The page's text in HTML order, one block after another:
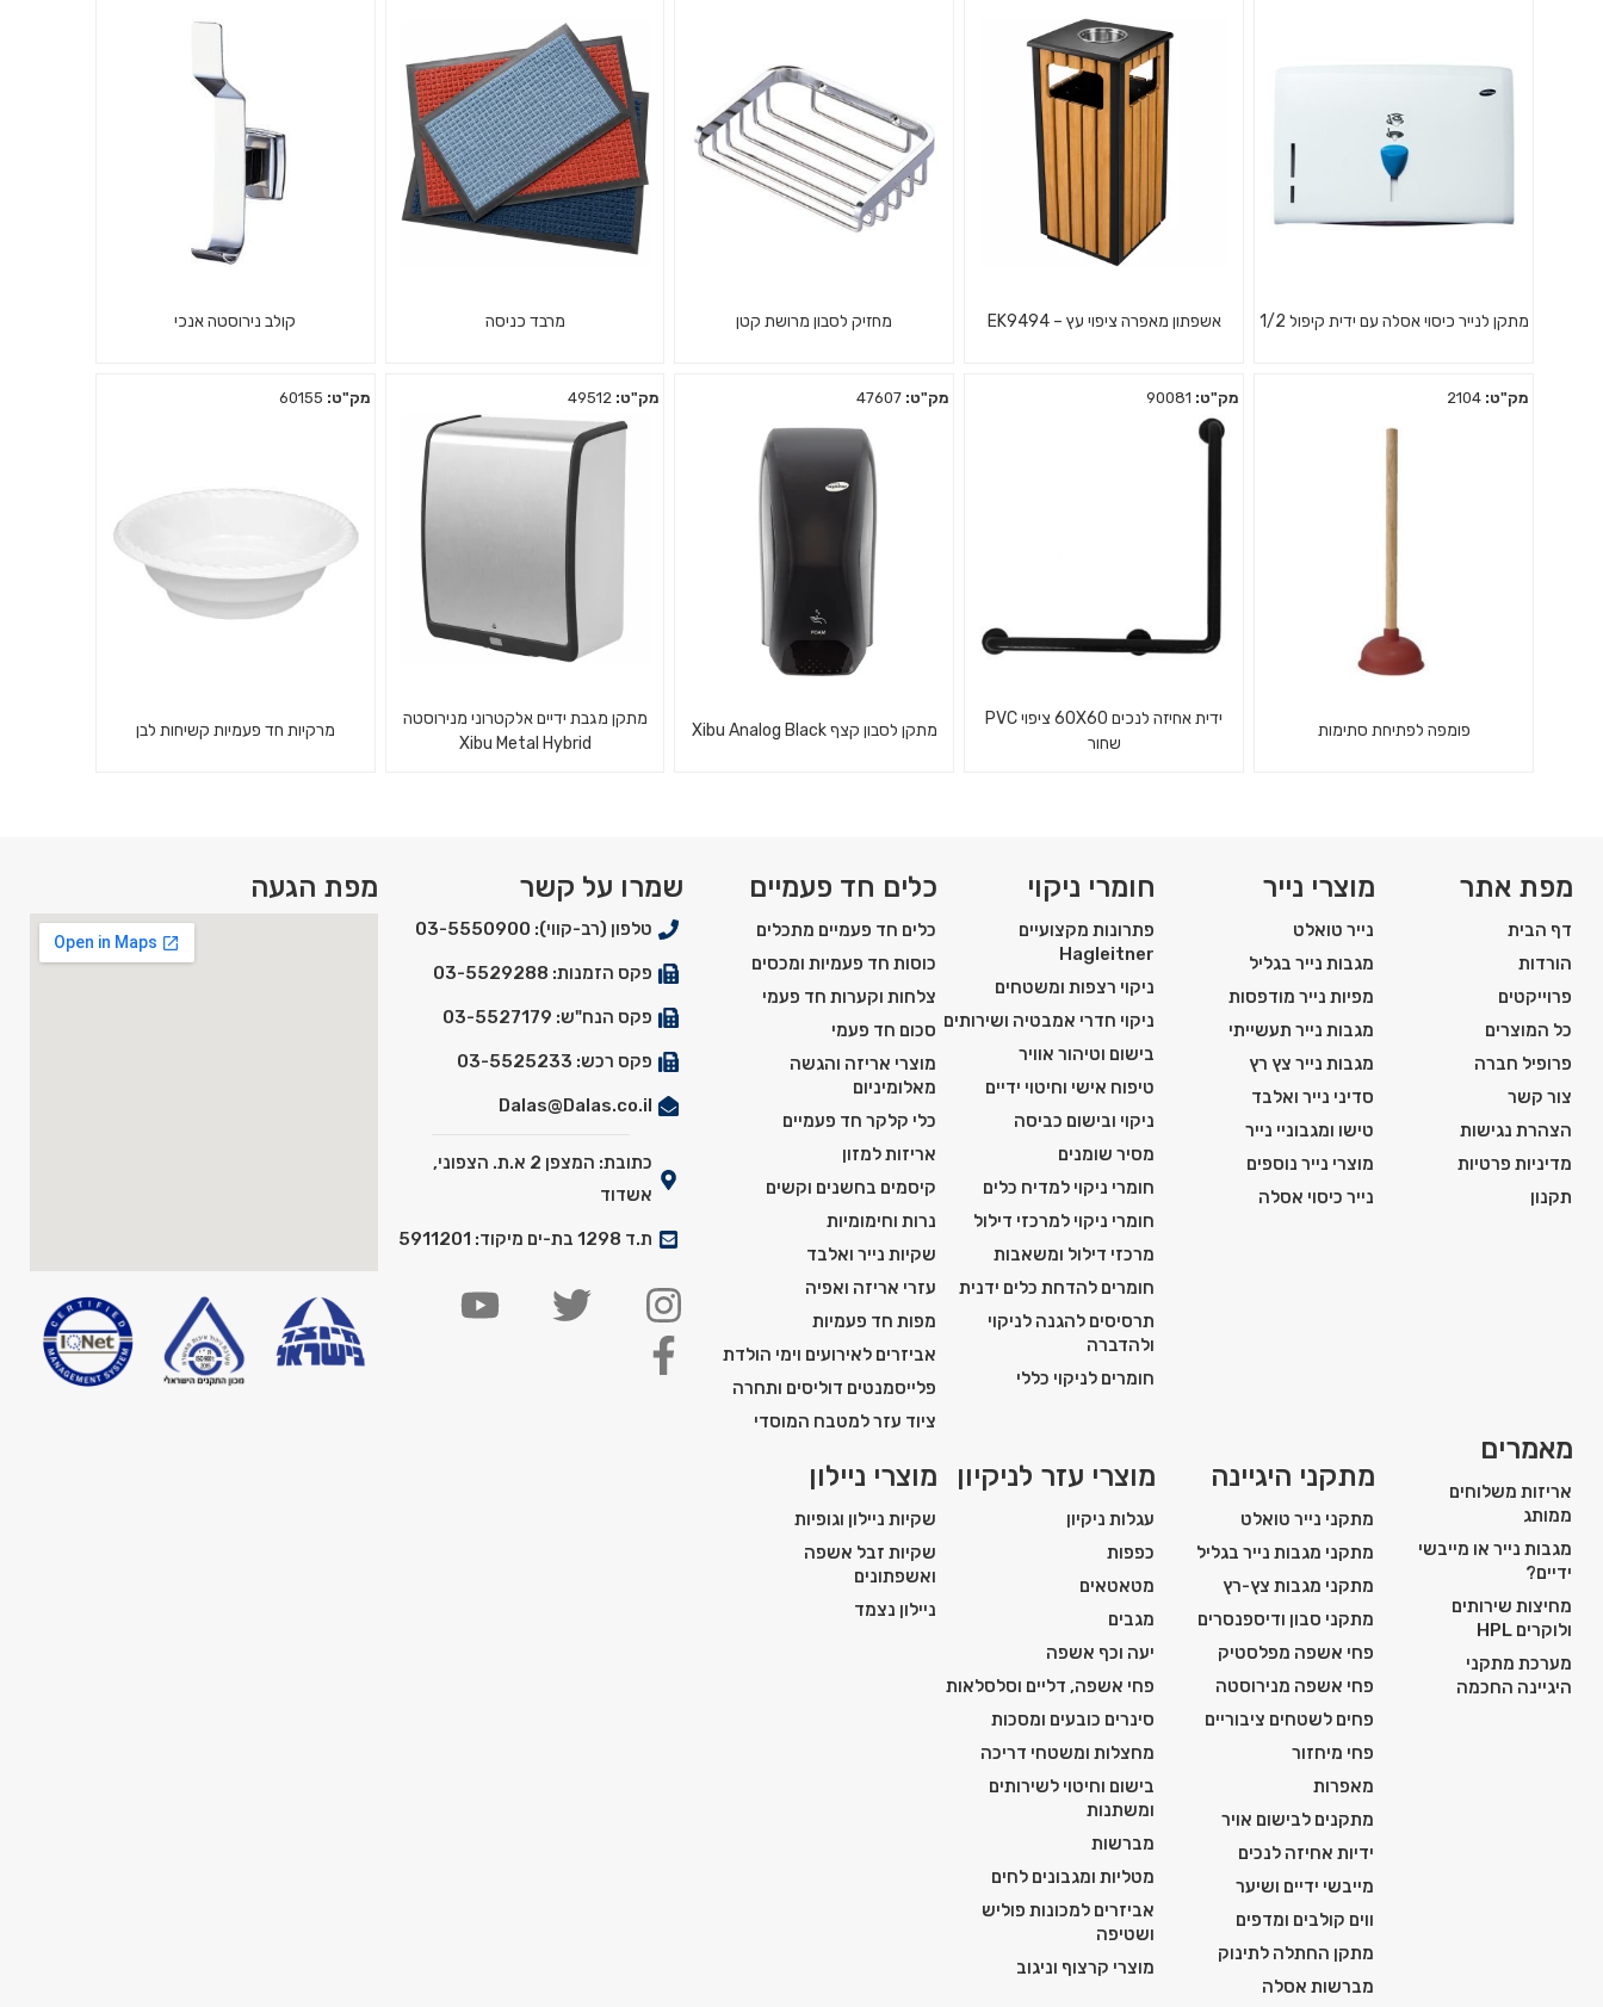
מתקן לנייר כיסוי אסלה עם ידית קיפול 1/2
השולפת נייר אחד בכל פעם.
אשפתון מאפרה ציפוי עץ – EK9494
אשפתון מאפרה ציפוי עץ -
מחזיק לסבון מרושת קטן
מחזיק לסבון מרושת מלבני קטן
מרבד כניסה
מרבד כניסה, הסופח לכלוך לכניסת
העסק או הבית.
קולב נירוסטה אנכי
מק"ט:
פומפה לפתיחת סתימות
ידית עץ
מק"ט:
ידית אחיזה לנכים 60X60 ציפוי PVC
שחור
60X60 עם ציפוי PVC שחור
מק"ט:
מתקן לסבון קצף Xibu Analog Black
מסדרת קסיבו
מק"ט:
מתקן מגבת ידיים אלקטרוני מנירוסטה
Xibu Metal Hybrid
מנירוסטה Xibu Metal Hybrid
מק"ט:
מרקיות חד פעמיות קשיחות לבן
מפת אתר
דף הבית
הורדות
פרוייקטים
כל המוצרים
פרופיל חברה
צור קשר
הצהרת נגישות
מדיניות פרטיות
תקנון
מאמרים
אריזות משלוחים
ממותג
מגבות נייר או מייבשי
ידיים?
מחיצות שירותים
ולוקרים HPL
מערכת מתקני
היגיינה החכמה
מוצרי נייר
נייר טואלט
מגבות נייר בגליל
מפיות נייר מודפסות
מגבות נייר תעשייתי
מגבות נייר צץ רץ
סדיני נייר ואלבד
טישו ומגבוניי נייר
מוצרי נייר נוספים
נייר כיסוי אסלה
חומרי ניקוי
פתרונות מקצועיים
Hagleitner
ניקוי רצפות ומשטחים
ניקוי חדרי אמבטיה ושירותים
בישום וטיהור אוויר
טיפוח אישי וחיטוי ידיים
ניקוי ובישום כביסה
מסיר שומנים
חומרי ניקוי למדיח כלים
חומרי ניקוי למרכזי דילול
מרכזי דילול ומשאבות
חומרים להדחת כלים ידנית
תרסיסים להגנה לניקוי
ולהדברה
חומרים לניקוי כללי
כלים חד פעמיים
כלים חד פעמיים מתכלים
כוסות חד פעמיות ומכסים
צלחות וקערות חד פעמי
סכום חד פעמי
מוצרי אריזה והגשה
מאלומיניום
כלי קלקר חד פעמיים
אריזות למזון
קיסמים בחשנים וקשים
נרות וחימומיות
שקיות נייר ואלבד
עזרי אריזה ואפיה
מפות חד פעמיות
אביזרים לאירועים וימי הולדת
פלייסמנטים דוליסים ותחרה
ציוד עזר למטבח המוסדי
מתקני היגיינה
מתקני נייר טואלט
מתקני מגבות נייר בגליל
מתקני מגבות צץ-רץ
מתקני סבון ודיספנסרים
פחי אשפה מפלסטיק
פחי אשפה מנירוסטה
פחים לשטחים ציבוריים
פחי מיחזור
מאפרות
מתקנים לבישום אויר
ידיות אחיזה לנכים
מייבשי ידיים ושיער
ווים קולבים ומדפים
מתקן החתלה לתינוק
מברשות אסלה
מוצרי עזר לניקיון
עגלות ניקיון
כפפות
מטאטאים
מגבים
יעה וכף אשפה
פחי אשפה, דליים וסלסלאות
סינרים כובעים ומסכות
מחצלות ומשטחי דריכה
בישום וחיטוי לשירותים
ומשתנות
מברשות
מטליות ומגבונים לחים
אביזרים למכונות פוליש
ושטיפה
מוצרי קרצוף וניגוב
מוצרי ניילון
שקיות ניילון וגופיות
שקיות זבל אשפה
ואשפתונים
ניילון נצמד
שמרו על קשר
טלפון (רב-קווי): 03-5550900
פקס הזמנות: 03-5529288
פקס הנח"ש: 03-5527179
פקס רכש: 03-5525233
Dalas@Dalas.co.il
כתובת: המצפן 2 א.ת. הצפוני,
אשדוד
ת.ד 1298 בת-ים מיקוד: 5911201
מפת הגעה